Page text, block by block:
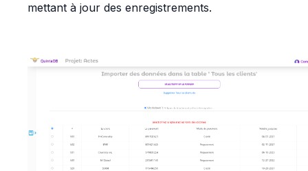
mettant à jour des enregistrements.